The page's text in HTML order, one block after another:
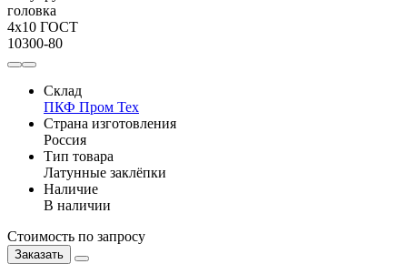
Склад
ПКФ Пром Тех
Страна изготовления
Россия
Тип товара
Латунные заклёпки
Наличие
В наличии
Стоимость по запросу
Заказать